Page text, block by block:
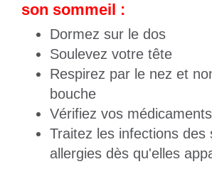
son sommeil :
Dormez sur le dos
Soulevez votre tête
Respirez par le nez et
bouche
Vérifiez vos
Traitez les infections des
allergies dès qu'elles